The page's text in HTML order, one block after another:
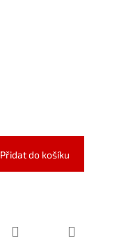
Přidat do košíku